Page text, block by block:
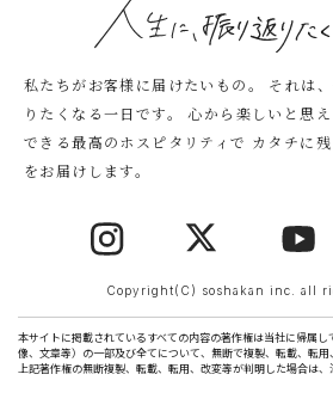
私たちがお客様に届けたいもの。
それは
りたくなる一日です。
心から楽しいと思え
できる最高のホスピタリティで カタチに
をお届けします。
Copyright(C) soshakan inc. all
本サイトに掲載されているすべての内容の著作権は当社に帰属
像、文章等）の一部及び全てについて、無断で複製、転載、転用
上記著作権の無断複製、転載、転用、改変等が判明した場合は、